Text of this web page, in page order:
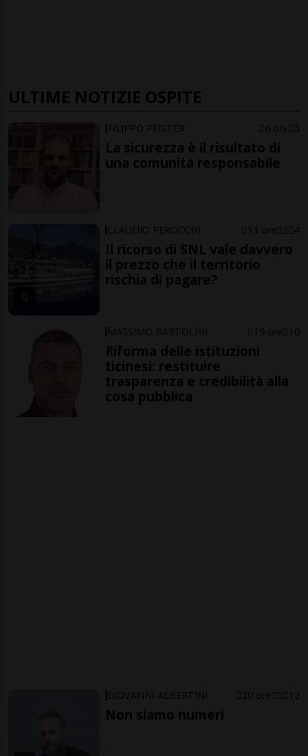
ULTIME NOTIZIE OSPITE
FILIPPO PFISTER 6 ore 5
La sicurezza è il risultato di
una comunità responsabile
CLAUDIO PEROCCHI 13 ore 2 4
Il ricorso di SNL vale davvero
il prezzo che il territorio
rischia di pagare?
MASSIMO BARTOLINI 19 ore 10
Riforma delle istituzioni
ticinesi: restituire
trasparenza e credibilità alla
cosa pubblica
GIOVANNI ALBERTINI 20 ore 1 12
Non siamo numeri